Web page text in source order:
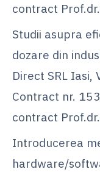
contract
Studii asupra
dozare din
Direct SRL
Contract nr.
contract
Introducerea
hardware/